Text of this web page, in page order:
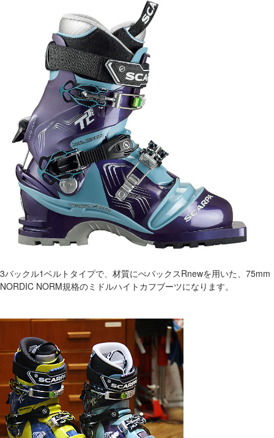
3バックル1ベルトタイプで、材質にぺバックスRnewを用いた、75mm
NORDIC NORM規格のミドルハイトカフブーツになります。